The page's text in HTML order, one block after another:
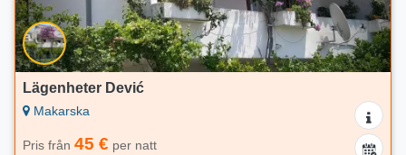
Lägenheter Dević
Makarska
Pris från 45 € per natt